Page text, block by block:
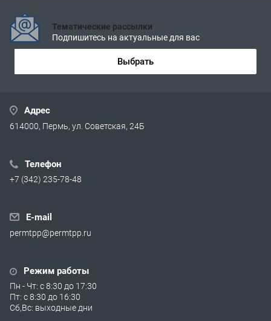
Тематические рассылки
Подпишитесь на актуальные для вас
Выбрать
Адрес
614000, Пермь, ул. Советская, 24Б
Телефон
+7 (342) 235-78-48
E-mail
permtpp@permtpp.ru
Режим работы
Пн - Чт: с 8:30 до 17:30
Пт: с 8:30 до 16:30
Сб,Вс: выходные дни